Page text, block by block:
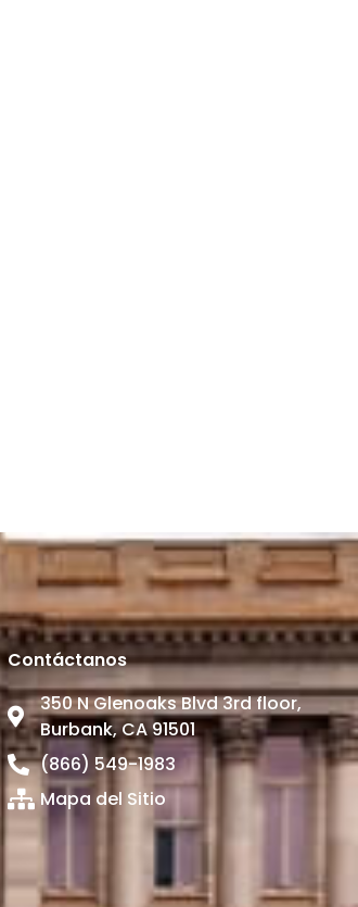
Contáctanos
350 N Glenoaks Blvd 3rd floor,
Burbank, CA 91501
(866) 549-1983
Mapa del Sitio